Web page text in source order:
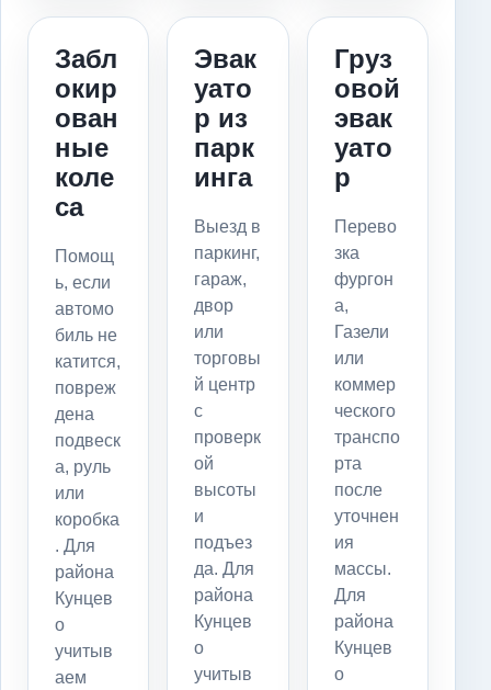
Забл
окир
ован
ные
коле
са
Помощ
ь, если
автомо
биль не
катится,
повреж
дена
подвеск
а, руль
или
коробка
. Для
района
Кунцев
о
учитыв
аем
Эвак
уато
р из
парк
инга
Выезд в
паркинг,
гараж,
двор
или
торговы
й центр
с
проверк
ой
высоты
и
подъез
да. Для
района
Кунцев
о
учитыв
Груз
овой
эвак
уато
р
Перево
зка
фургон
а,
Газели
или
коммер
ческого
транспо
рта
после
уточнен
ия
массы.
Для
района
Кунцев
о